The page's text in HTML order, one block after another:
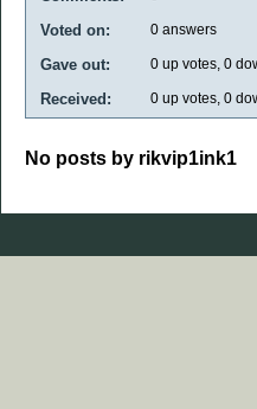
Voted on: 0 answers
Gave out: 0 up votes, 0
Received: 0 up votes, 0
No posts by rikvip1ink1